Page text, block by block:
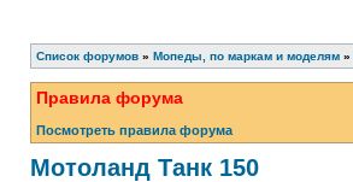
Список форумов » Мопеды, по маркам и моделям »
Правила форума
Посмотреть правила форума
Мотоланд Танк 150